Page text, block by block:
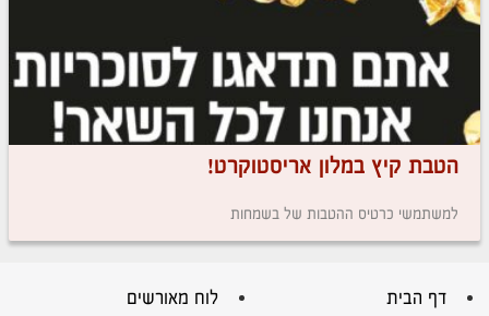
הטבת קיץ במלון אריסטוקרט!
למשתמשי כרטיס ההטבות של בשמחות
דף הבית לוח מאורשים